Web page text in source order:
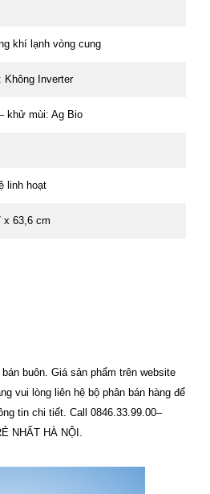
khí lạnh vòng cung
Không Inverter
khử mùi: Ag Bio
linh hoạt
x 63,6 cm
buôn. Giá sản phẩm trên website
vui lòng liên hệ bộ phân bán hàng để
tin chi tiết. Call 0846.33.99.00–
NHẤT HÀ NỘI.